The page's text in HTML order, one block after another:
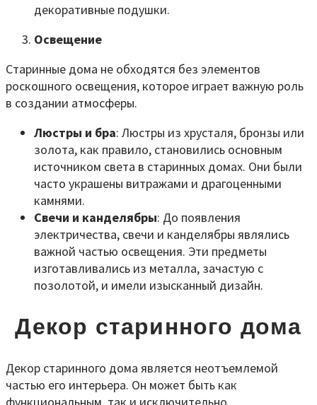
декоративные подушки.
Освещение
Старинные дома не обходятся без элементов
роскошного освещения, которое играет важную роль
в создании атмосферы.
Люстры и бра: Люстры из хрусталя, бронзы или
золота, как правило, становились основным
источником света в старинных домах. Они были
часто украшены витражами и драгоценными
камнями.
Свечи и канделябры: До появления
электричества, свечи и канделябры являлись
важной частью освещения. Эти предметы
изготавливались из металла, зачастую с
позолотой, и имели изысканный дизайн.
Декор старинного дома
Декор старинного дома является неотъемлемой
частью его интерьера. Он может быть как
функциональным, так и исключительно